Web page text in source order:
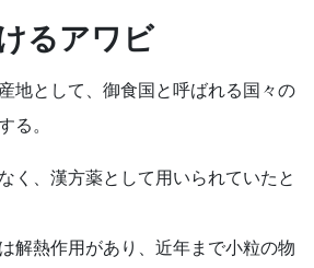
るアワビ
地として、御食国と呼ばれる国々の
る。
く、漢方薬として用いられていたと
解熱作用があり、近年まで小粒の物